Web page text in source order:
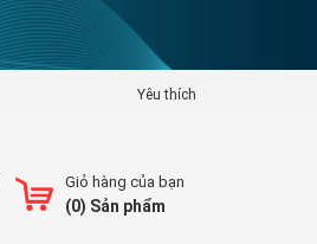
Yêu thích
Giỏ hàng của bạn
(0) Sản phẩm